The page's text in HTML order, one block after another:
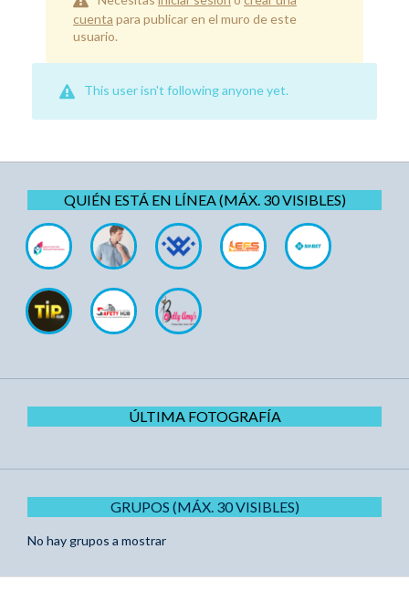
cuenta para publicar en el muro de este
usuario.
This user isn't following anyone yet.
QUIÉN ESTÁ EN LÍNEA (MÁX. 30 VISIBLES)
ÚLTIMA FOTOGRAFÍA
GRUPOS (MÁX. 30 VISIBLES)
No hay grupos a mostrar